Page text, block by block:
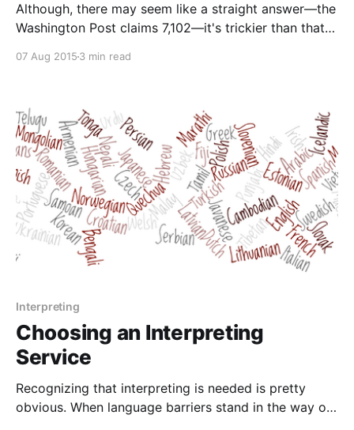
Although, there may seem like a straight answer—the
Washington Post claims 7,102—it's trickier than that
world. However, most groups use a rough number to
common to read "
07 Aug 2015 3 min read
Interpreting
Choosing an Interpreting
Service
Recognizing that interpreting is needed is pretty
obvious. When language barriers stand in the way of